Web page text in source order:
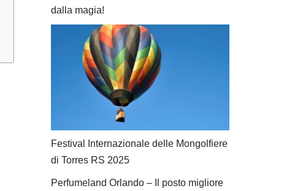
dalla magia!
Festival Internazionale delle Mongolfiere
di Torres RS 2025
Perfumeland Orlando – Il posto migliore